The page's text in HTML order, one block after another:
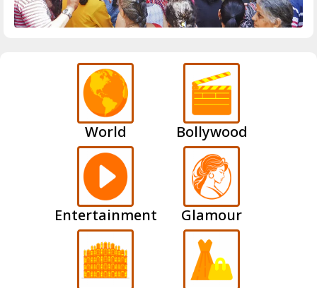
World Bollywood
Entertainment Glamour